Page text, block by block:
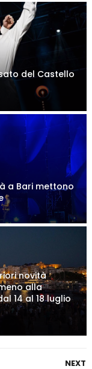
del Castello
a Bari mettono
novità
alla
14 al 18 luglio
NEXT